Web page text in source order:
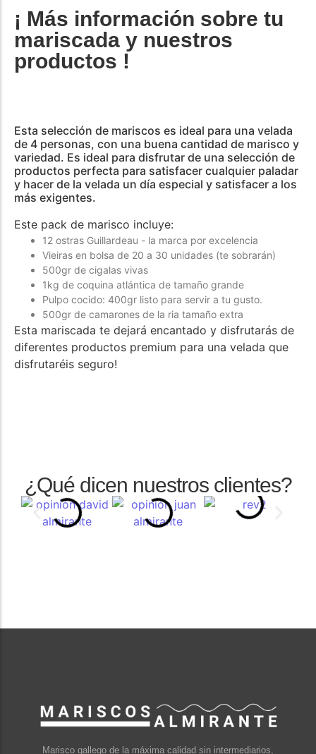
¡ Más información sobre tu
mariscada y nuestros
productos !
Esta selección de mariscos es ideal para una velada
de 4 personas, con una buena cantidad de marisco y
variedad. Es ideal para disfrutar de una selección de
productos perfecta para satisfacer cualquier paladar
y hacer de la velada un día especial y satisfacer a los
más exigentes.
Este pack de marisco incluye:
12 ostras Guillardeau - la marca por excelencia
Vieiras en bolsa de 20 a 30 unidades (te sobrarán)
500gr de cigalas vivas
1kg de coquina atlántica de tamaño grande
Pulpo cocido: 400gr listo para servir a tu gusto.
500gr de camarones de la ria tamaño extra
Esta mariscada te dejará encantado y disfrutarás de
diferentes productos premium para una velada que
disfrutaréis seguro!
¿Qué dicen nuestros clientes?
Marisco gallego de la máxima calidad sin intermediarios,